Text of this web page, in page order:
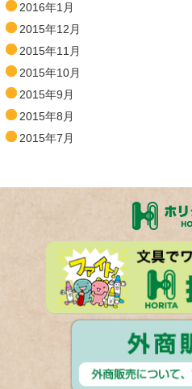
2016年1月
2015年12月
2015年11月
2015年10月
2015年9月
2015年8月
2015年7月